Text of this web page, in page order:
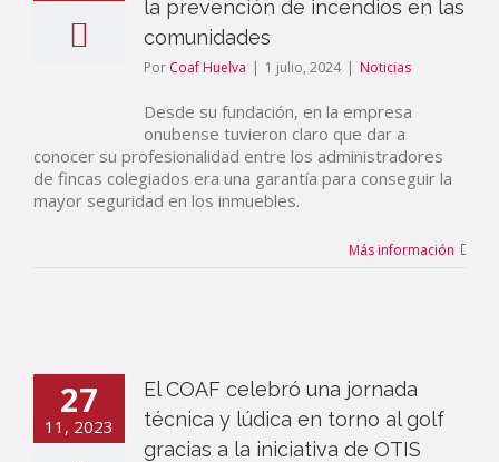
la prevención de incendios en las
comunidades
Por Coaf Huelva | 1 julio, 2024 | Noticias
Desde su fundación, en la empresa
onubense tuvieron claro que dar a
conocer su profesionalidad entre los administradores
de fincas colegiados era una garantía para conseguir la
mayor seguridad en los inmuebles.
Más información
27
11, 2023
El COAF celebró una jornada
técnica y lúdica en torno al golf
gracias a la iniciativa de OTIS